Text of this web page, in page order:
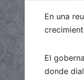
En una
El
donde